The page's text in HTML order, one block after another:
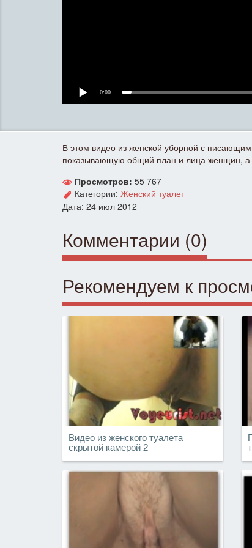
0:00
В этом видео из женской уборной с
показывающую общий план и лица женщин, а
Просмотров: 55 767
Категории: Женский туалет
Дата: 24 июл 2012
Комментарии (0)
Рекомендуем к
Видео из женского туалета
скрытой камерой 2